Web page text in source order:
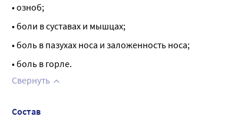
• озноб;
• боли в суставах и мышцах;
• боль в пазухах носа и заложенность носа;
• боль в горле.
Свернуть
Состав